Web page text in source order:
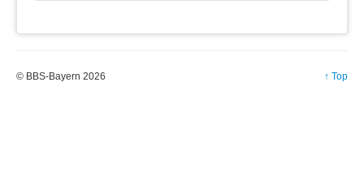
↑ Top
© BBS-Bayern 2026